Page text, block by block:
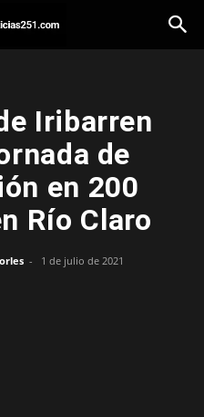
Iribarren
de
en 200
Río Claro
- 1 de julio de 2021